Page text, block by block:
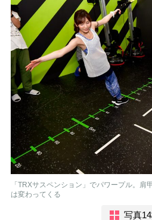
「TRXサスペンション」でパワープル。
は変わってくる
写真